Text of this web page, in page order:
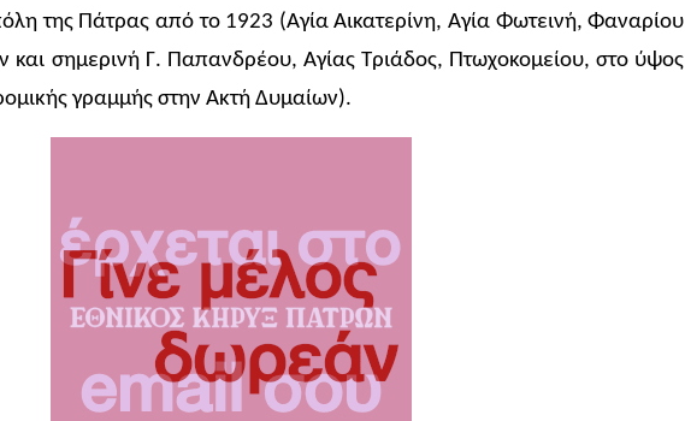
της Πάτρας από το 1923 (Αγία Αικατερίνη, Αγία Φωτεινή, Φαναρίου
και σημερινή Γ. Παπανδρέου, Αγίας Τριάδος, Πτωχοκομείου, στο ύψος
γραμμής στην Ακτή Δυμαίων).